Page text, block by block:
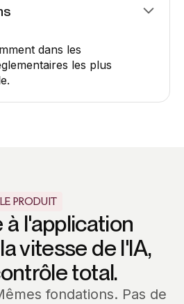
dans les
les plus
LE PRODUIT
à l'application
vitesse de l'IA,
total.
fondations. Pas de